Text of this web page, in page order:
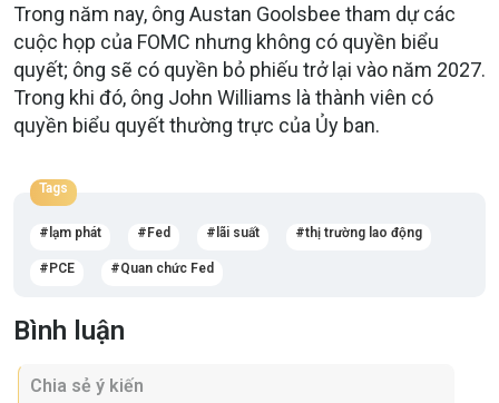
Trong năm nay, ông Austan Goolsbee tham dự các
cuộc họp của FOMC nhưng không có quyền biểu
quyết; ông sẽ có quyền bỏ phiếu trở lại vào năm 2027.
Trong khi đó, ông John Williams là thành viên có
quyền biểu quyết thường trực của Ủy ban.
Tags
lạm phát Fed lãi suất thị trường lao động
PCE Quan chức Fed
Bình luận